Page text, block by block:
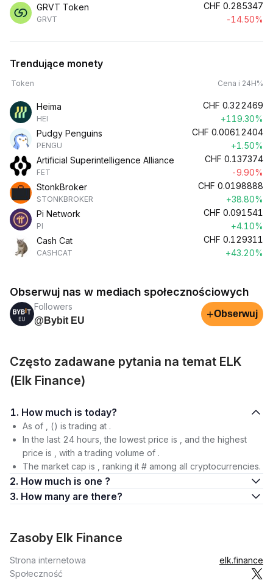
GRVT Token
GRVT
CHF 0.285347
-14.50%
Trendujące monety
Token Cena i 24H%
Heima
HEI
CHF 0.322469
+119.30%
Pudgy Penguins
PENGU
CHF 0.00612404
+1.50%
Artificial Superintelligence Alliance
FET
CHF 0.137374
-9.90%
StonkBroker
STONKBROKER
CHF 0.0198888
+38.80%
Pi Network
PI
CHF 0.091541
+4.10%
Cash Cat
CASHCAT
CHF 0.129311
+43.20%
Obserwuj nas w mediach społecznościowych
Followers
@Bybit EU
+Obserwuj
Często zadawane pytania na temat ELK
(Elk Finance)
1. How much is today?
As of , () is trading at .
In the last 24 hours, the lowest price is , and the highest
price is , with a trading volume of .
The market cap is , ranking it # among all cryptocurrencies.
2. How much is one ?
3. How many are there?
Zasoby Elk Finance
Strona internetowa
elk.finance
Społeczność